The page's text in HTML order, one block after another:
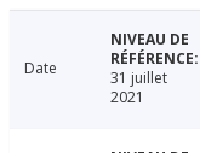
Date
31 juillet
2021